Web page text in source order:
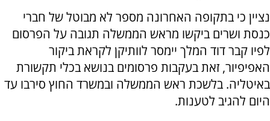
נציין כי בתקופה האחרונה מספר לא מבוטל של חברי
כנסת ושרים ביקשו מראש הממשלה תגובה על הפרסום
לפיו קבר דוד המלך יימסר לוותיקן לקראת ביקור
האפיפיור, זאת בעקבות פרסומים בנושא בכלי תקשורת
באיטליה. בלשכת ראש הממשלה ובמשרד החוץ סירבו עד
היום להגיב לטענות.